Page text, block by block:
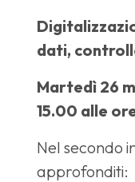
dati,
Martedì 26
15.00 alle
Nel secondo
approfonditi: